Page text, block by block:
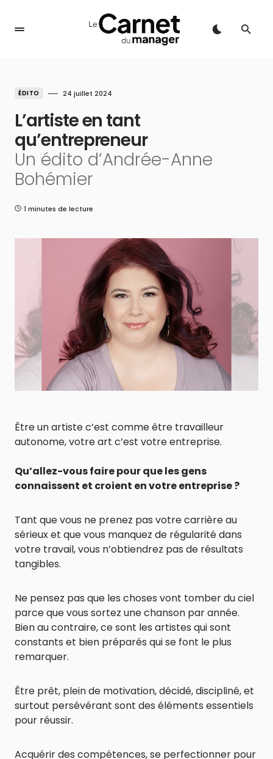
ÉDITO 24 juillet 2024
L’artiste en tant
qu’entrepreneur
Un édito d’Andrée-Anne
Bohémier
1 minutes de lecture
Être un artiste c’est comme être travailleur
autonome, votre art c’est votre entreprise.
Qu’allez-vous faire pour que les gens
connaissent et croient en votre entreprise ?
Tant que vous ne prenez pas votre carrière au
sérieux et que vous manquez de régularité dans
votre travail, vous n’obtiendrez pas de résultats
tangibles.
Ne pensez pas que les choses vont tomber du ciel
parce que vous sortez une chanson par année.
Bien au contraire, ce sont les artistes qui sont
constants et bien préparés qui se font le plus
remarquer.
Être prêt, plein de motivation, décidé, discipliné, et
surtout persévérant sont des éléments essentiels
pour réussir.
Acquérir des compétences, se perfectionner pour